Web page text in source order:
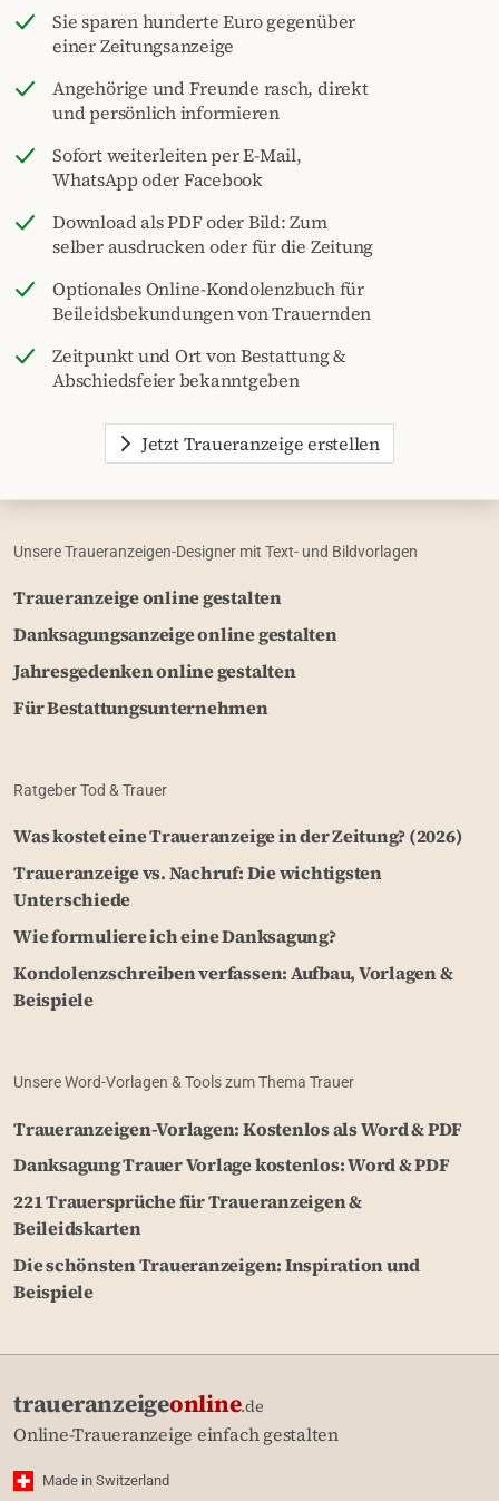
Sie sparen hunderte Euro gegenüber
einer Zeitungsanzeige
Angehörige und Freunde rasch, direkt
und persönlich informieren
Sofort weiterleiten per E-Mail,
WhatsApp oder Facebook
Download als PDF oder Bild: Zum
selber ausdrucken oder für die Zeitung
Optionales Online-Kondolenzbuch für
Beileidsbekundungen von Trauernden
Zeitpunkt und Ort von Bestattung &
Abschiedsfeier bekanntgeben
Jetzt Traueranzeige erstellen
Unsere Traueranzeigen-Designer mit Text- und Bildvorlagen
Traueranzeige online gestalten
Danksagungsanzeige online gestalten
Jahresgedenken online gestalten
Für Bestattungsunternehmen
Ratgeber Tod & Trauer
Was kostet eine Traueranzeige in der Zeitung? (2026)
Traueranzeige vs. Nachruf: Die wichtigsten
Unterschiede
Wie formuliere ich eine Danksagung?
Kondolenzschreiben verfassen: Aufbau, Vorlagen &
Beispiele
Unsere Word-Vorlagen & Tools zum Thema Trauer
Traueranzeigen-Vorlagen: Kostenlos als Word & PDF
Danksagung Trauer Vorlage kostenlos: Word & PDF
221 Trauersprüche für Traueranzeigen &
Beileidskarten
Die schönsten Traueranzeigen: Inspiration und
Beispiele
traueranzeigeonline.de
Online-Traueranzeige einfach gestalten
Made in Switzerland